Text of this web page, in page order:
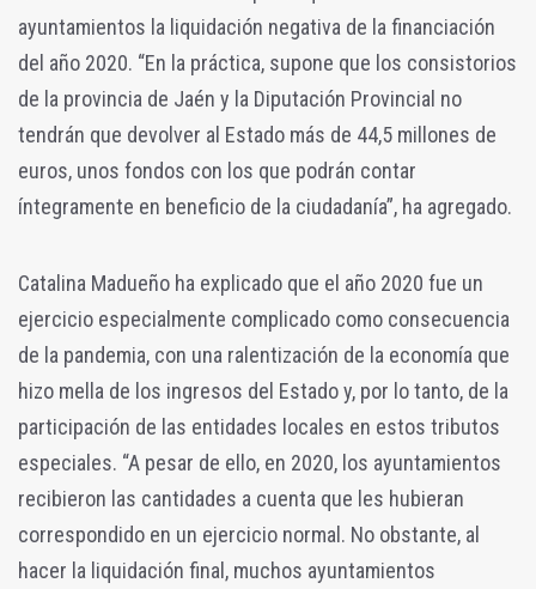
ayuntamientos la liquidación negativa de la financiación
del año 2020. “En la práctica, supone que los consistorios
de la provincia de Jaén y la Diputación Provincial no
tendrán que devolver al Estado más de 44,5 millones de
euros, unos fondos con los que podrán contar
íntegramente en beneficio de la ciudadanía”, ha agregado.
Catalina Madueño ha explicado que el año 2020 fue un
ejercicio especialmente complicado como consecuencia
de la pandemia, con una ralentización de la economía que
hizo mella de los ingresos del Estado y, por lo tanto, de la
participación de las entidades locales en estos tributos
especiales. “A pesar de ello, en 2020, los ayuntamientos
recibieron las cantidades a cuenta que les hubieran
correspondido en un ejercicio normal. No obstante, al
hacer la liquidación final, muchos ayuntamientos